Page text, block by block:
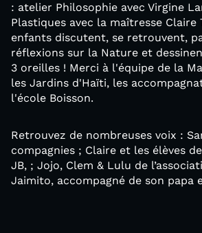
: atelier Philosophie avec Virgine
Plastiques avec la maîtresse Claire
enfants discutent, se retrouvent,
réflexions sur la Nature et
3 oreilles ! Merci à l'équipe de la
les Jardins d'Haïti, les
l'école Boisson.
Retrouvez de nombreuses voix :
compagnies ; Claire et les élèves
JB, ; Jojo, Clem & Lulu de
Jaimito, accompagné de son papa